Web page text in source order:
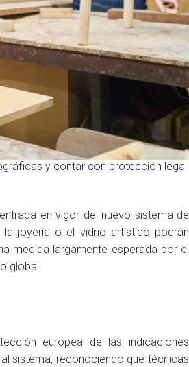
y contar con protección legal
en vigor del nuevo sistema de
la joyería o el vidrio artístico podrán
medida largamente esperada por el
global.
europea de las indicaciones
sistema, reconociendo que técnicas